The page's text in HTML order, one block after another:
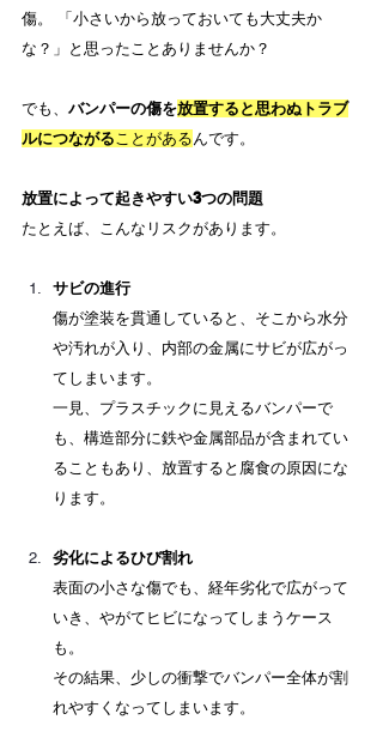
傷。 「小さいから放っておいても大丈夫か
な？」と思ったことありませんか？
でも、 バンパーの傷を放置すると思わぬトラブ
ルにつながる ことがある んです。
放置によって起きやすい3つの問題
たとえば、こんなリスクがあります。
サビの進行
傷が塗装を貫通していると、そこから水分
や汚れが入り、内部の金属にサビが広がっ
てしまいます。
一見、プラスチックに見えるバンパーで
も、構造部分に鉄や金属部品が含まれてい
ることもあり、放置すると腐食の原因にな
ります。
劣化によるひび割れ
表面の小さな傷でも、経年劣化で広がって
いき、やがてヒビになってしまうケース
も。
その結果、少しの衝撃でバンパー全体が割
れやすくなってしまいます。